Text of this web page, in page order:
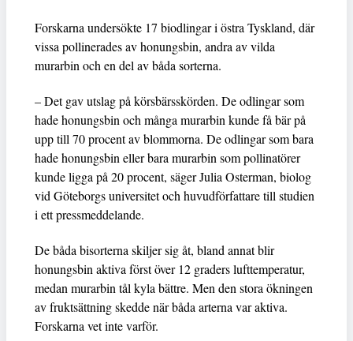
Forskarna undersökte 17 biodlingar i östra Tyskland, där
vissa pollinerades av honungsbin, andra av vilda
murarbin och en del av båda sorterna.
– Det gav utslag på körsbärsskörden. De odlingar som
hade honungsbin och många murarbin kunde få bär på
upp till 70 procent av blommorna. De odlingar som bara
hade honungsbin eller bara murarbin som pollinatörer
kunde ligga på 20 procent, säger Julia Osterman, biolog
vid Göteborgs universitet och huvudförfattare till studien
i ett pressmeddelande.
De båda bisorterna skiljer sig åt, bland annat blir
honungsbin aktiva först över 12 graders lufttemperatur,
medan murarbin tål kyla bättre. Men den stora ökningen
av fruktsättning skedde när båda arterna var aktiva.
Forskarna vet inte varför.